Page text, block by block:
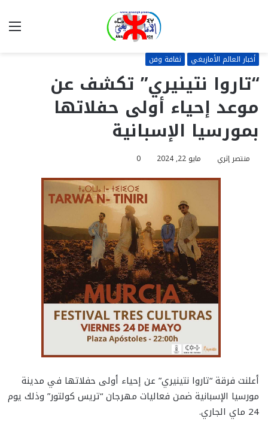
أخبار العالم الأمازيغي ثقافة وفن
“تاروا نتينيري” تكشف عن
موعد إحياء أولى حفلاتها
بمورسيا الإسبانية
منتصر إثري مايو 22, 2024 0
أعلنت فرقة “تاروا نتينيري” عن إحياء أولى حفلاتها في مدينة
مورسيا الإسبانية ضمن فعاليات مهرجان “تريس كولتور” وذلك يوم
24 ماي الجاري.